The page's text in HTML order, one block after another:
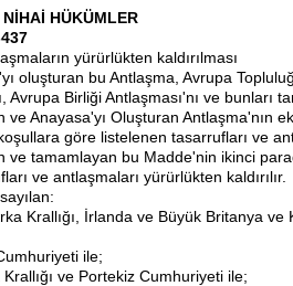
HÜKÜMLER
yürürlükten kaldırılması
oluşturan bu Antlaşma, Avrupa
Avrupa Birliği Antlaşması'nı ve bunları
ve Anayasa'yı Oluşturan Antlaşma'nın
göre listelenen tasarrufları ve
ve tamamlayan bu Madde'nin ikinci
ve antlaşmaları yürürlükten kaldırılır.
Krallığı, İrlanda ve Büyük Britanya ve
ile;
ve Portekiz Cumhuriyeti ile;